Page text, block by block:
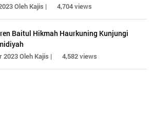
Oleh Kajis | 4,704 views
Baitul Hikmah Haurkuning Kunjungi
2023 Oleh Kajis | 4,582 views